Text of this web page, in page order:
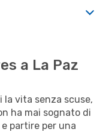
a La Paz
la vita senza scuse,
ha mai sognato di
partire per una